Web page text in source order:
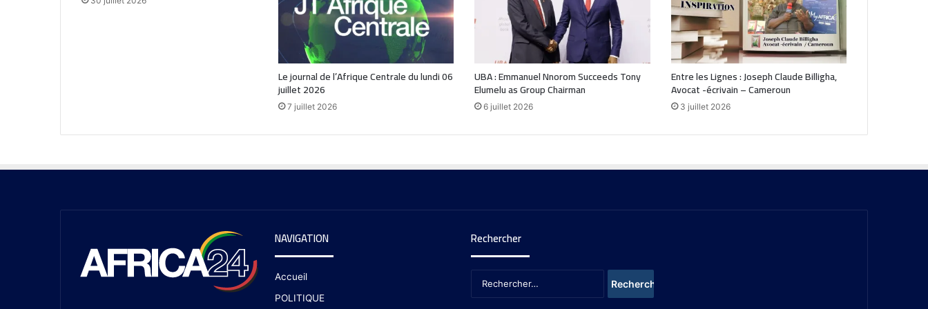
Le journal de l’Afrique Centrale du lundi 06
juillet 2026
7 juillet 2026
UBA : Emmanuel Nnorom Succeeds Tony
Elumelu as Group Chairman
6 juillet 2026
Entre les Lignes : Joseph Claude Billigha,
Avocat -écrivain – Cameroun
3 juillet 2026
NAVIGATION
Accueil
POLITIQUE
Rechercher